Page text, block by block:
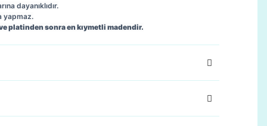
dayanıklıdır.
yapmaz.
platinden sonra en kıymetli madendir.